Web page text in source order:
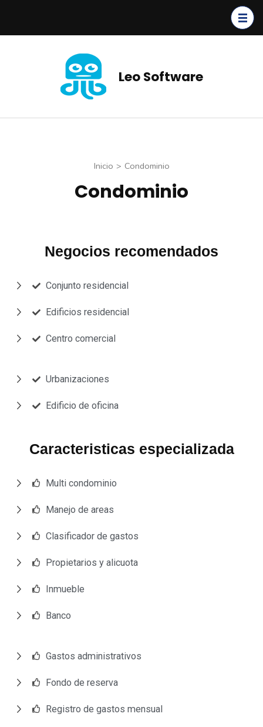
Leo Software
Inicio > Condominio
Condominio
Negocios recomendados
Conjunto residencial
Edificios residencial
Centro comercial
Urbanizaciones
Edificio de oficina
Caracteristicas especializada
Multi condominio
Manejo de areas
Clasificador de gastos
Propietarios y alicuota
Inmueble
Banco
Gastos administrativos
Fondo de reserva
Registro de gastos mensual